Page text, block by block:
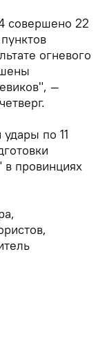
совершено 22
огневого
—
по 11
в провинциях